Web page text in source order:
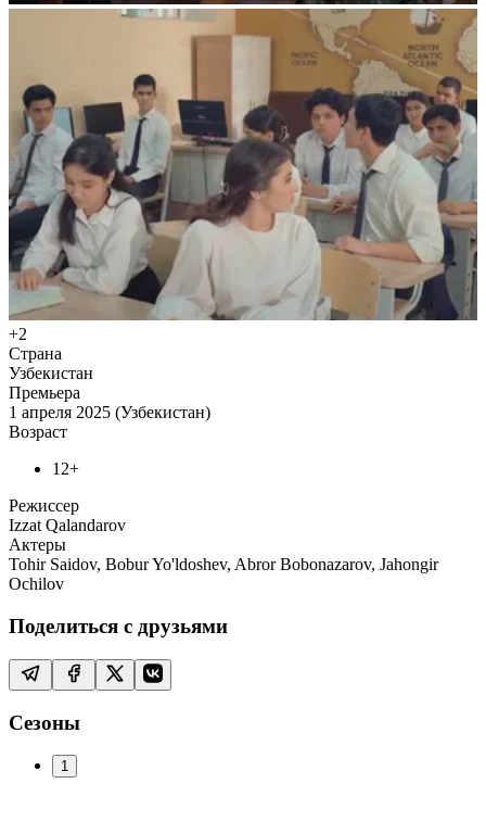
+2
Страна
Узбекистан
Премьера
1 апреля 2025 (Узбекистан)
Возраст
12+
Режиссер
Izzat Qalandarov
Актеры
Tohir Saidov, Bobur Yo'ldoshev, Abror Bobonazarov, Jahongir
Ochilov
Поделиться с друзьями
Сезоны
1